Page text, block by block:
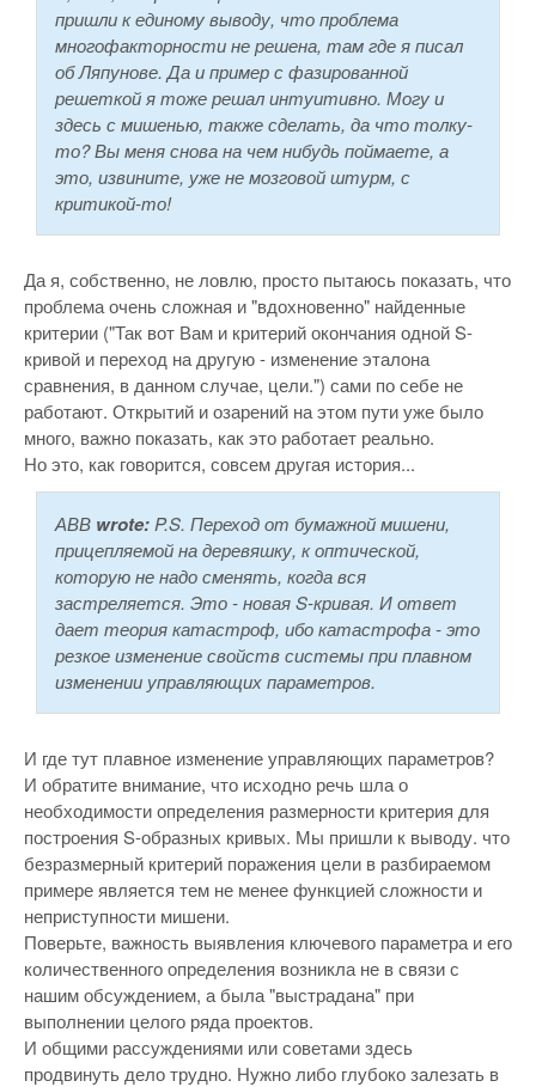
пришли к единому выводу, что проблема
многофакторности не решена, там где я писал
об Ляпунове. Да и пример с фазированной
решеткой я тоже решал интуитивно. Могу и
здесь с мишенью, также сделать, да что толку-
то? Вы меня снова на чем нибудь поймаете, а
это, извините, уже не мозговой штурм, с
критикой-то!
Да я, собственно, не ловлю, просто пытаюсь показать, что
проблема очень сложная и "вдохновенно" найденные
критерии ("Так вот Вам и критерий окончания одной S-
кривой и переход на другую - изменение эталона
сравнения, в данном случае, цели.") сами по себе не
работают. Открытий и озарений на этом пути уже было
много, важно показать, как это работает реально.
Но это, как говорится, совсем другая история...
АВВ wrote: P.S. Переход от бумажной мишени,
прицепляемой на деревяшку, к оптической,
которую не надо сменять, когда вся
застреляется. Это - новая S-кривая. И ответ
дает теория катастроф, ибо катастрофа - это
резкое изменение свойств системы при плавном
изменении управляющих параметров.
И где тут плавное изменение управляющих параметров?
И обратите внимание, что исходно речь шла о
необходимости определения размерности критерия для
построения S-образных кривых. Мы пришли к выводу. что
безразмерный критерий поражения цели в разбираемом
примере является тем не менее функцией сложности и
неприступности мишени.
Поверьте, важность выявления ключевого параметра и его
количественного определения возникла не в связи с
нашим обсуждением, а была "выстрадана" при
выполнении целого ряда проектов.
И общими рассуждениями или советами здесь
продвинуть дело трудно. Нужно либо глубоко залезать в